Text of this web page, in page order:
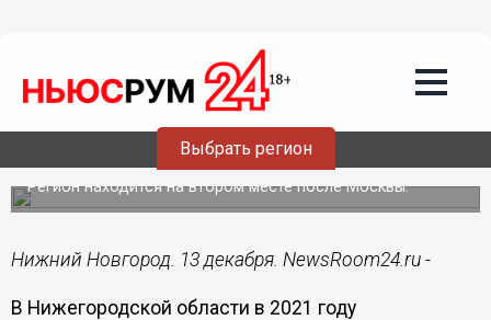
Выбрать регион
Младенческая смертность
сократилась в Нижегородской области
Регион находится на втором месте после Москвы.
Нижний Новгород. 13 декабря. NewsRoom24.ru -
В Нижегородской области в 2021 году